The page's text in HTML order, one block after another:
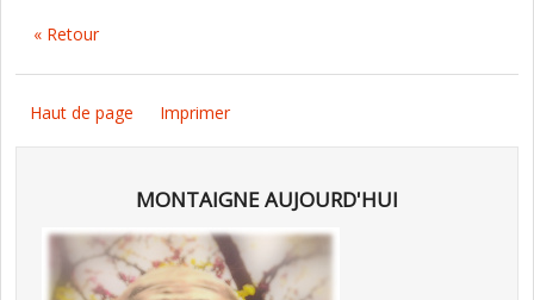
« Retour
Haut de page Imprimer
MONTAIGNE AUJOURD'HUI